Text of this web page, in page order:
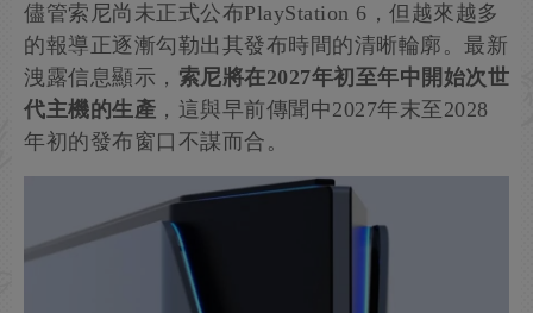
儘管索尼尚未正式公布PlayStation 6，但越來越多
的報導正逐漸勾勒出其發布時間的清晰輪廓。最新
洩露信息顯示， 索尼將在2027年初至年中開始次世
代主機的生產 ，這與早前傳聞中2027年末至2028
年初的發布窗口不謀而合。